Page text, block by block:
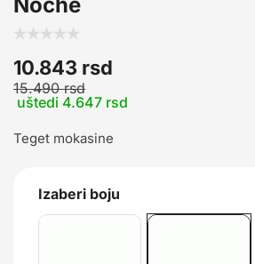
10.843 rsd
15.490rsd
uštedi 4.647 rsd
Teget mokasine
Izaberi boju